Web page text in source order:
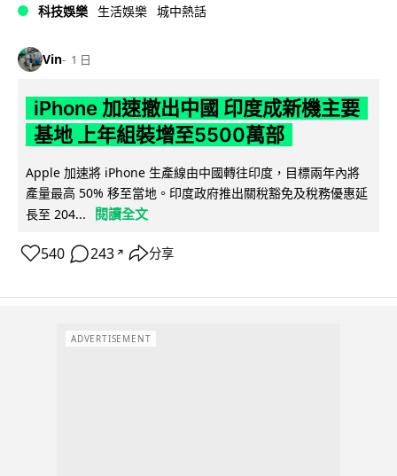
科技娛樂 生活娛樂 城中熱話
Vin 1 日
iPhone 加速撤出中國 印度成新機主要
基地 上年組裝增至5500萬部
Apple 加速將 iPhone 生產線由中國轉往印度，目標兩年內將
產量最高 50% 移至當地。印度政府推出關稅豁免及稅務優惠延
長至 204...
閱讀全文
540 243 ↗ 分享
ADVERTISEMENT